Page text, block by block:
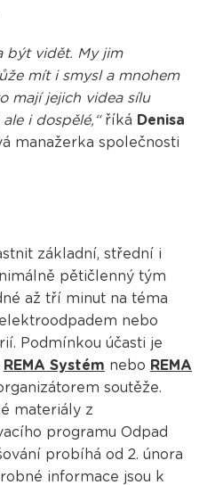
být vidět. My jim
mít i smysl a mnohem
mají jejich videa sílu
i dospělé,“říká Denisa
manažerka společnosti
základní, střední i
pětičlenný tým
až tří minut na téma
nebo
Podmínkou účasti je
REMA Systém nebo REMA
soutěže.
materiály z
programu Odpad
probíhá od 2. února
informace jsou k